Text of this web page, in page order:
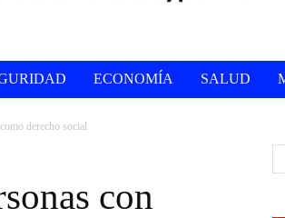
ECONOMÍA SALUD
derecho social
con